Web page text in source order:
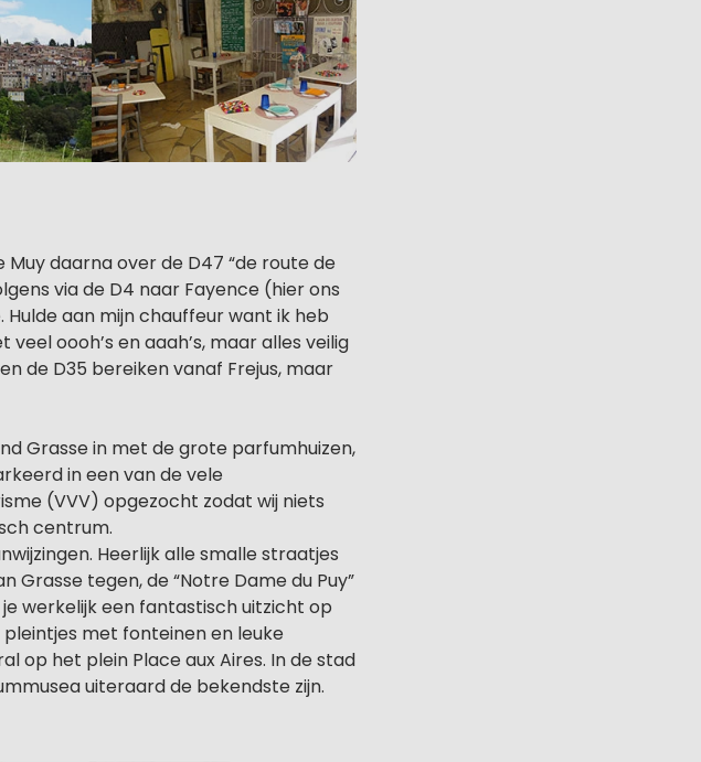
daarna over de D47 “de route de
via de D4 naar Fayence (hier ons
aan mijn chauffeur want ik heb
oooh’s en aaah’s, maar alles veilig
de D35 bereiken vanaf Frejus, maar
Grasse in met de grote parfumhuizen,
in een van de vele
(VVV) opgezocht zodat wij niets
centrum.
Heerlijk alle smalle straatjes
Grasse tegen, de “Notre Dame du Puy”
werkelijk een fantastisch uitzicht op
met fonteinen en leuke
op het plein Place aux Aires. In de stad
uiteraard de bekendste zijn.